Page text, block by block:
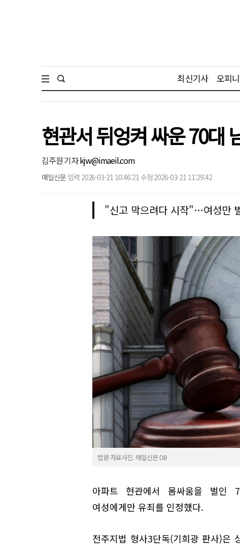
최신기사 오피
현관서 뒤엉켜 싸운 70대
김주원 기자kjw@imaeil.com
매일신문 입력 2026-03-21 10:46:21 수정 2026-03-21 11:29:42
"신고 막으려다 시작"…여성만
법원 자료사진. 매일신문 DB
아파트 현관에서 몸싸움을 벌인
여성에게만 유죄를 인정했다.
전주지법 형사3단독(기희광 판사)은